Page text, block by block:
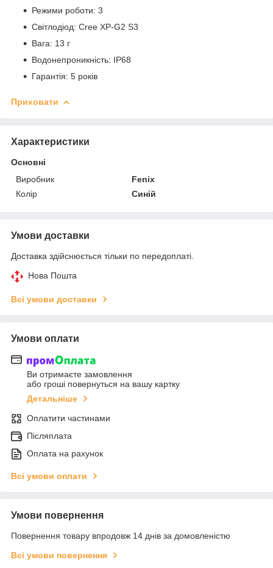
Режими роботи: 3
Світлодіод: Cree XP-G2 S3
Вага: 13 г
Водонепроникність: IP68
Гарантія: 5 років
Приховати
Характеристики
Основні
Виробник
Fenix
Колір
Синій
Умови доставки
Доставка здійснюється тільки по передоплаті.
Нова Пошта
Всі умови доставки
Умови оплати
Ви отримаєте замовлення
або гроші повернуться на вашу картку
Детальніше
Оплатити частинами
Післяплата
Оплата на рахунок
Всі умови оплати
Умови повернення
Повернення товару впродовж 14 днів за домовленістю
Всі умови повернення